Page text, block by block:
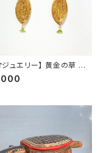
ジュエリー】 黄金の草 カッ
ウラード イヤーカフ リ
ーフ ペリドット